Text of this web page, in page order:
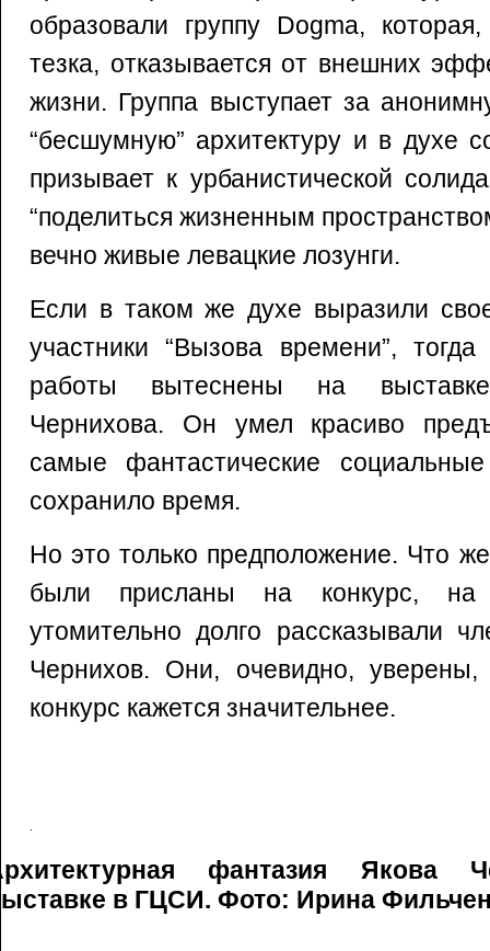
образовали группу Dogma,
тезка, отказывается от внешних
жизни. Группа выступает за
“бесшумную” архитектуру и в духе
призывает к урбанистической
“поделиться жизненным
вечно живые левацкие лозунги.
Если в таком же духе выразили
участники “Вызова времени”,
работы вытеснены на
Чернихова. Он умел красиво
самые фантастические
сохранило время.
Но это только предположение. Что
были присланы на конкурс, на
утомительно долго рассказывали
Чернихов. Они, очевидно,
конкурс кажется значительнее.
фантазия Якова
в ГЦСИ. Фото: Ирина